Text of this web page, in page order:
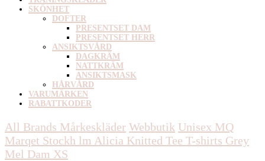
SKÖNHET
DOFTER
PRESENTSET DAM
PRESENTSET HERR
ANSIKTSVÅRD
DAGKRÄM
NATTKRÄM
ANSIKTSMASK
HÅRVÅRD
VARUMÄRKEN
RABATTKODER
All Brands Mårkeskläder Webbutik Unisex MQ
Marqet Stockh lm Alicia Knitted Tee T-shirts Grey
Mel Dam XS